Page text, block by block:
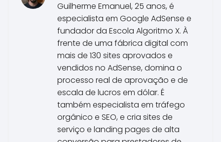
Guilherme Emanuel, 25 anos, é
especialista em Google AdSense e
fundador da Escola Algoritmo X. À
frente de uma fábrica digital com
mais de 130 sites aprovados e
vendidos no AdSense, domina o
processo real de aprovação e de
escala de lucros em dólar. É
também especialista em tráfego
orgânico e SEO, e cria sites de
serviço e landing pages de alta